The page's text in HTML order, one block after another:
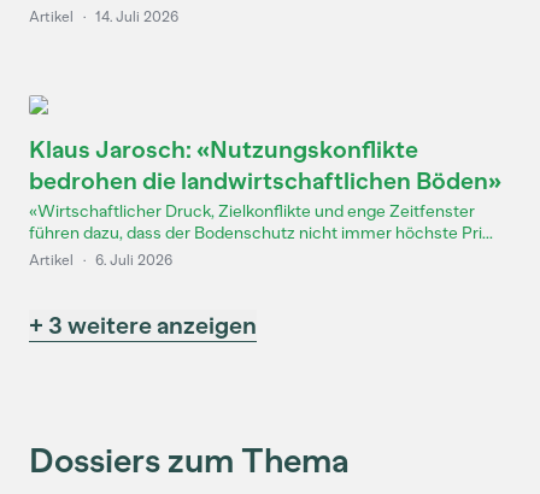
Artikel · 14. Juli 2026
Klaus Jarosch: «Nutzungskonflikte
bedrohen die landwirtschaftlichen Böden»
«Wirtschaftlicher Druck, Zielkonflikte und enge Zeitfenster
führen dazu, dass der Bodenschutz nicht immer höchste Pri...
Artikel · 6. Juli 2026
+ 3 weitere anzeigen
Dossiers zum Thema